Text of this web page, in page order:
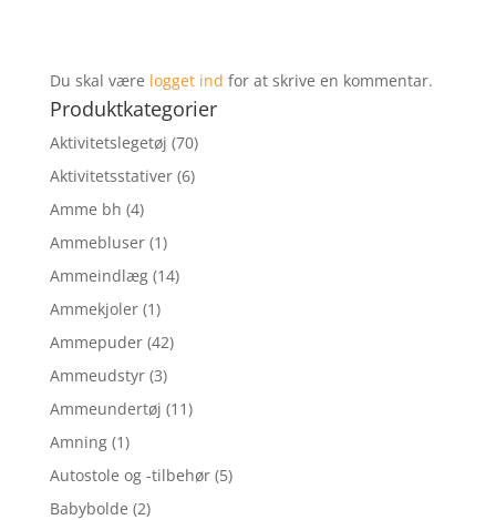
Du skal være logget ind for at skrive en kommentar.
Produktkategorier
Aktivitetslegetøj (70)
Aktivitetsstativer (6)
Amme bh (4)
Ammebluser (1)
Ammeindlæg (14)
Ammekjoler (1)
Ammepuder (42)
Ammeudstyr (3)
Ammeundertøj (11)
Amning (1)
Autostole og -tilbehør (5)
Babybolde (2)